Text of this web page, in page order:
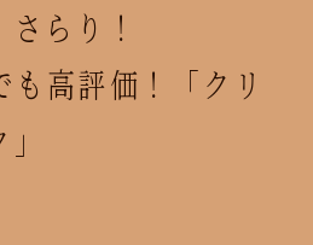
らり！
高評価！「クリ